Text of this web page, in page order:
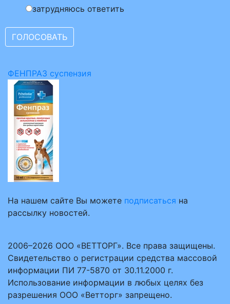
затрудняюсь ответить
ФЕНПРАЗ суспензия
На нашем сайте Вы можете подписаться на
рассылку новостей.
2006–2026 ООО «ВЕТТОРГ». Все права защищены.
Свидетельство о регистрации средства массовой
информации ПИ 77-5870 от 30.11.2000 г.
Использование информации в любых целях без
разрешения ООО «Ветторг» запрещено.